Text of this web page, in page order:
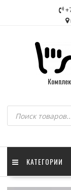
Поиск
товаров
КАТЕГОРИИ